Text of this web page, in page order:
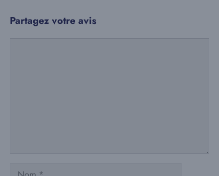
Partagez votre avis
Nom